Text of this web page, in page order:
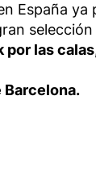
España ya
las
Barcelona.